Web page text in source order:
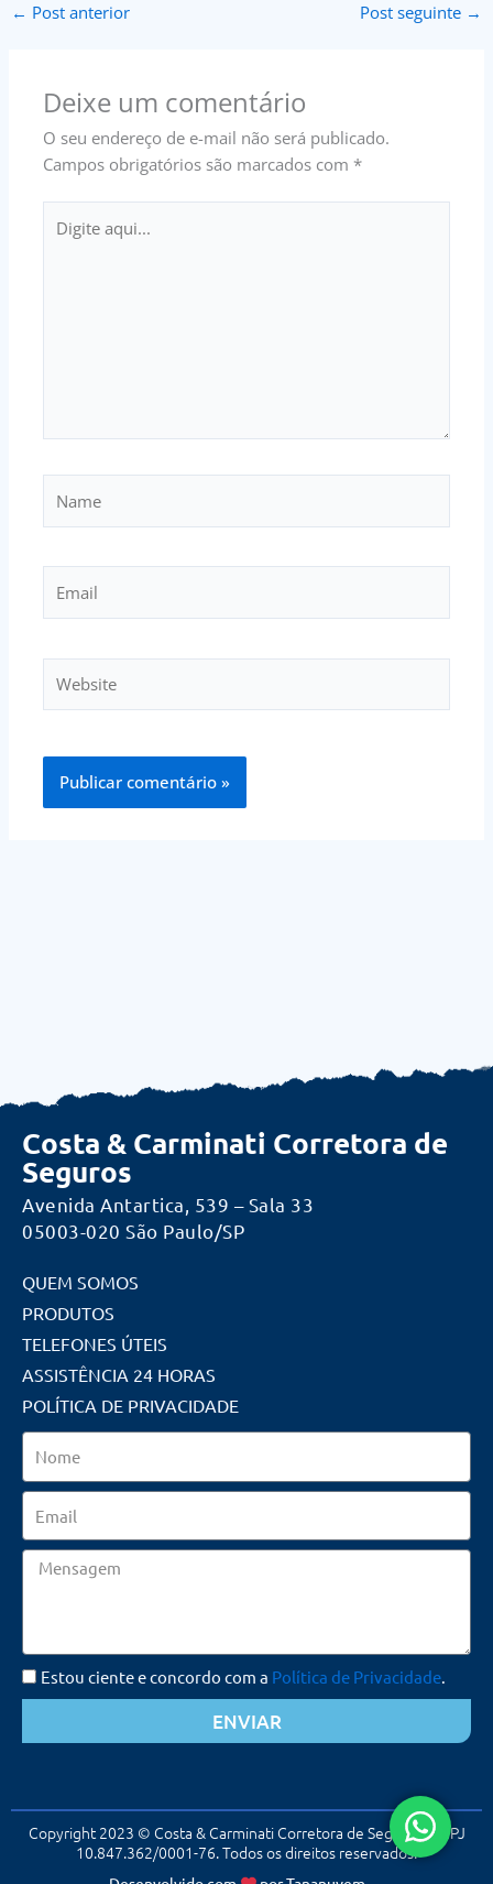
← Post anterior Post seguinte →
Deixe um comentário
O seu endereço de e-mail não será publicado.
Campos obrigatórios são marcados com *
aqui...
Costa & Carminati Corretora de
Seguros
Avenida Antartica, 539 – Sala 33
05003-020 São Paulo/SP
QUEM SOMOS
PRODUTOS
TELEFONES ÚTEIS
ASSISTÊNCIA 24 HORAS
POLÍTICA DE PRIVACIDADE
Mensagem
Estou ciente e concordo com a Política de Privacidade.
ENVIAR
Copyright 2023 © Costa & Carminati Corretora de Seguros. CNPJ
10.847.362/0001-76. Todos os direitos reservados.